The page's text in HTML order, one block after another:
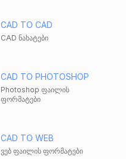
CAD TO CAD
CAD ნახატები
CAD TO PHOTOSHOP
Photoshop ფაილის
ფორმატები
CAD TO WEB
ვებ ფაილის ფორმატები